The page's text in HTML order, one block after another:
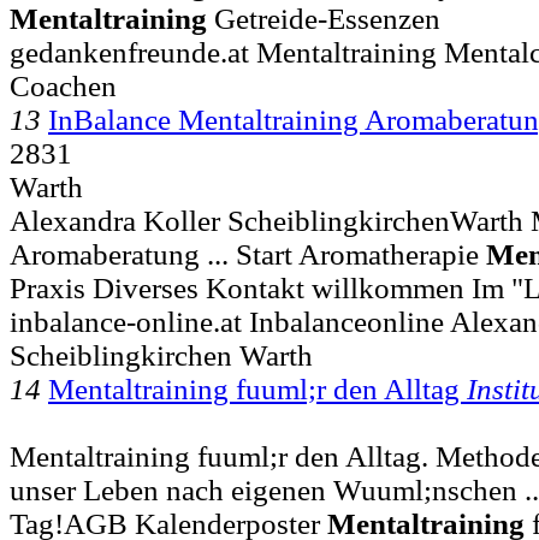
Mentaltraining Getreide-Essenzen
gedankenfreunde.at Mentaltraining
Coachen
13 InBalance Mentaltraining
2831
Warth
Alexandra Koller ScheiblingkirchenWarth
Aromaberatung ... Start Aromatherapie
Praxis Diverses Kontakt willkommen Im
inbalance-online.at Inbalanceonline
Scheiblingkirchen Warth
14 Mentaltraining fuuml;r den Alltag
Mentaltraining fuuml;r den Alltag.
unser Leben nach eigenen Wuuml;nschen
Tag!AGB KalenderposterMentaltraining